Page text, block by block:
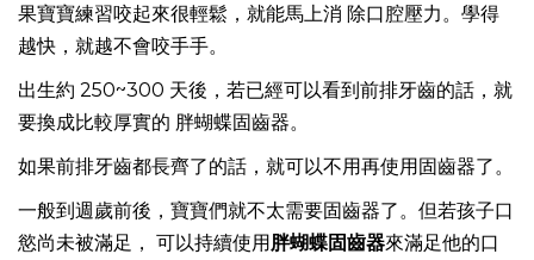
果寶寶練習咬起來很輕鬆，就能馬上消 除口腔壓力。學得
越快，就越不會咬手手。
出生約 250~300 天後，若已經可以看到前排牙齒的話，就
要換成比較厚實的 胖蝴蝶固齒器。
如果前排牙齒都長齊了的話，就可以不用再使用固齒器了。
一般到週歲前後，寶寶們就不太需要固齒器了。但若孩子口
慾尚未被滿足， 可以持續使用胖蝴蝶固齒器來滿足他的口